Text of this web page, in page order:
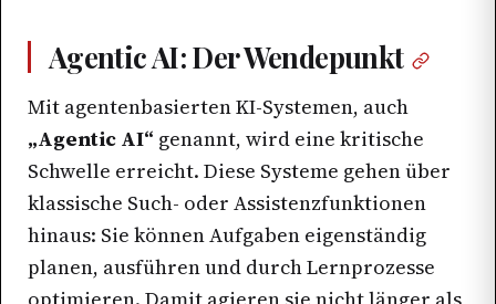
Agentic AI: Der Wendepunkt
Mit agentenbasierten KI-Systemen, auch
„Agentic AI“ genannt, wird eine kritische
Schwelle erreicht. Diese Systeme gehen über
klassische Such- oder Assistenzfunktionen
hinaus: Sie können Aufgaben eigenständig
planen, ausführen und durch Lernprozesse